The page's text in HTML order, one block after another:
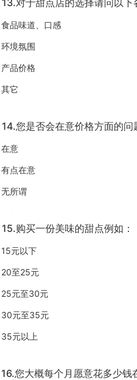
13.对于甜点店的选择请问以下
食品味道、口感
环境氛围
产品价格
其它
14.您是否会在意价格方面的问
在意
有点在意
无所谓
15.购买一份美味的甜点例如
15元以下
20至25元
25元至30元
30元至35元
35元以上
16.您大概每个月愿意花多少钱